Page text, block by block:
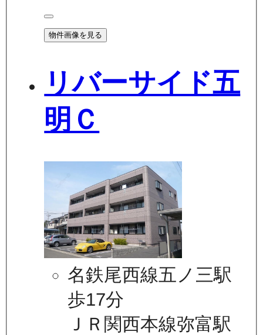
物件画像を見る
リバーサイド五
明Ｃ
名鉄尾西線五ノ三駅
歩17分
ＪＲ関西本線弥富駅